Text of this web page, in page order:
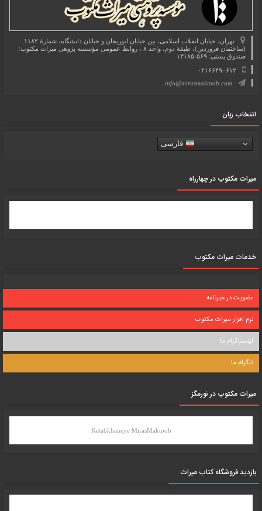
تهران، خیابان انقلاب اسلامی، بین خیابان ابوریحان و خیابان دانشگاه، شمارۀ ۱۱۸۲
(ساختمان فروردین)، طبقۀ دوم، واحد ۸ ، روابط عمومی مؤسسه پژوهی میراث مکتوب؛
صندوق پستی: ۵۶۹-۱۳۱۸۵
۰۲۱۶۶۴۹۰۶۱۲
info@mirasmaktoob.com
انتخاب زبان
فارسی
میرات مکتوب در چهارراه
خدمات میراث مکتوب
عضویت در خبرنامه
نرم افزار میراث مکتوب
اینستاگرام ما
تلگرام ما
میرات مکتوب در نورمگز
Ketabkhaneye MirasMaktoob
بازدید فروشگاه کتاب میراث